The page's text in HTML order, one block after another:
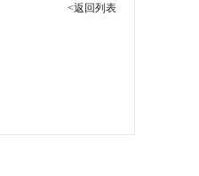
<返回列表